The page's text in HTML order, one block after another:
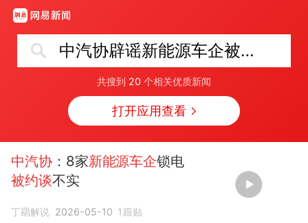
中汽协辟谣新能源车企被约谈
共搜到 20 个相关优质新闻
打开应用查看
中汽协 ：8家新能源车企锁电
被约谈不实
丁羂解说 2026-05-10 1 跟贴